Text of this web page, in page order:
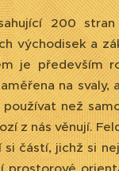
200
východisek a
je především
na
používat než
z nás věnují.
si částí, jichž si